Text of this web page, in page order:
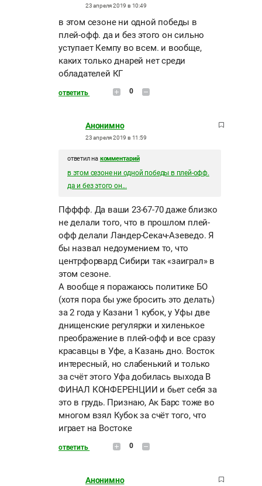
23 апреля 2019 в 10:49
в этом сезоне ни одной победы в
плей-офф. да и без этого он сильно
уступает Кемпу во всем. и вообще,
каких только днарей нет среди
обладателей КГ
ответить 0
Анонимно
23 апреля 2019 в 11:59
ответил на комментарий
в этом сезоне ни одной победы в плей-офф.
да и без этого он...
Пфффф. Да ваши 23-67-70 даже близко
не делали того, что в прошлом плей-
офф делали Ландер-Секач-Азеведо. Я
бы назвал недоумением то, что
центрфорвард Сибири так «заиграл» в
этом сезоне.
А вообще я поражаюсь политике БО
(хотя пора бы уже бросить это делать)
за 2 года у Казани 1 кубок, у Уфы две
днищенские регулярки и хиленькое
преображение в плей-офф и все сразу
красавцы в Уфе, а Казань дно. Восток
интересный, но слабенький и только
за счёт этого Уфа добилась выхода В
ФИНАЛ КОНФЕРЕНЦИИ и бьет себя за
это в грудь. Признаю, Ак Барс тоже во
многом взял Кубок за счёт того, что
играет на Востоке
ответить 0
Анонимно